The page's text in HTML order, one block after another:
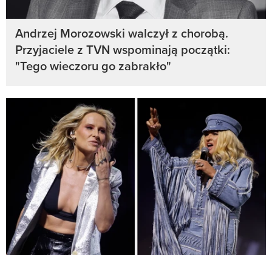
Andrzej Morozowski walczył z chorobą.
Przyjaciele z TVN wspominają początki:
"Tego wieczoru go zabrakło"